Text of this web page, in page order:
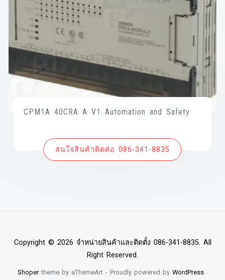
CPM1A 40CRA A V1 Automation and Safety
สนใจสินค้าติดต่อ 086-341-8835
Copyright © 2026 จำหน่ายสินค้าและติดตั้ง 086-341-8835. All
Right Reserved.
Shopertheme by aThemeArt - Proudly powered by WordPress.